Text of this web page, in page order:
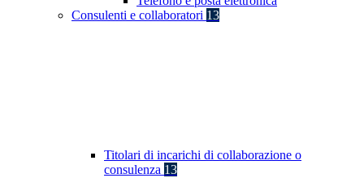
Consulenti e collaboratori 13
Titolari di incarichi di collaborazione o
consulenza 13